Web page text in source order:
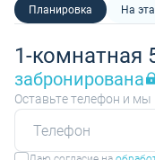
Планировка На
1-комнатная
забронирована
Оставьте телефон и